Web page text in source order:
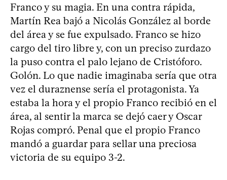
Franco y su magia. En una contra rápida,
Martín Rea bajó a Nicolás González al borde
del área y se fue expulsado. Franco se hizo
cargo del tiro libre y, con un preciso zurdazo
la puso contra el palo lejano de Cristóforo.
Golón. Lo que nadie imaginaba sería que otra
vez el duraznense sería el protagonista. Ya
estaba la hora y el propio Franco recibió en el
área, al sentir la marca se dejó caer y Oscar
Rojas compró. Penal que el propio Franco
mandó a guardar para sellar una preciosa
victoria de su equipo 3-2.